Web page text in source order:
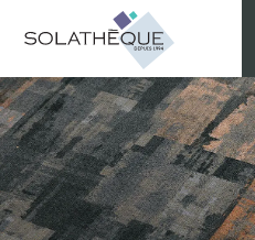
Panneau de gestion des cookies